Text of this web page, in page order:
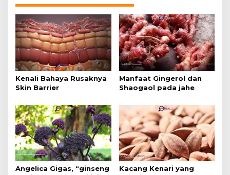
Kenali Bahaya Rusaknya
Skin Barrier
Manfaat Gingerol dan
Shaogaol pada jahe
Angelica Gigas, “ginseng
Kacang Kenari yang